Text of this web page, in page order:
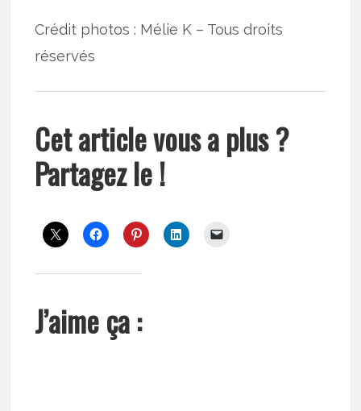
Crédit photos : Mélie K – Tous droits
réservés
Cet article vous a plus ?
Partagez le !
J’aime ça :